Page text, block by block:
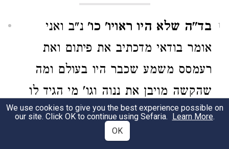
1 בד"ה שלא היו ראויו' כו' נ"ב ואני
אומר בודאי מדכתיב את פיתום ואת
רעמסס משמע שכבר היו בעולם ומה
שהקשה מויבן את ננוה וגו' מי הגיד לו
שאינו כן דלמא פירושו שמתחילה היו
קטנות וכן דרך בוני עיר וק"ל ושם לא
We use cookies to give you the best experience possible on
our site. Click OK to continue using Sefaria. Learn More.
OK